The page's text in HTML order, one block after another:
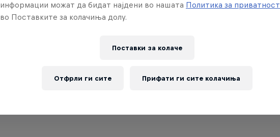
информации можат да бидат најдени во нашата Политика за приватност
во Поставките за колачиња долу.
Поставки за колачe
Отфрли ги сите Прифати ги сите колачиња